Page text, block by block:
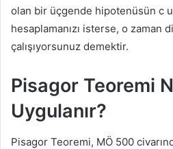
olan bir üçgende hipotenüsün c
hesaplamanızı isterse, o zaman
çalışıyorsunuz demektir.
Pisagor Teoremi
Uygulanır?
Pisagor Teoremi, MÖ 500